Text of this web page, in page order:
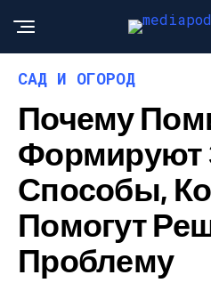
САД И ОГОРОД
Почему
Формируют
Способы,
Помогут
Проблему